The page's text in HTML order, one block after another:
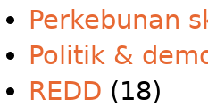
Perkebunan
Politik &
REDD (18)